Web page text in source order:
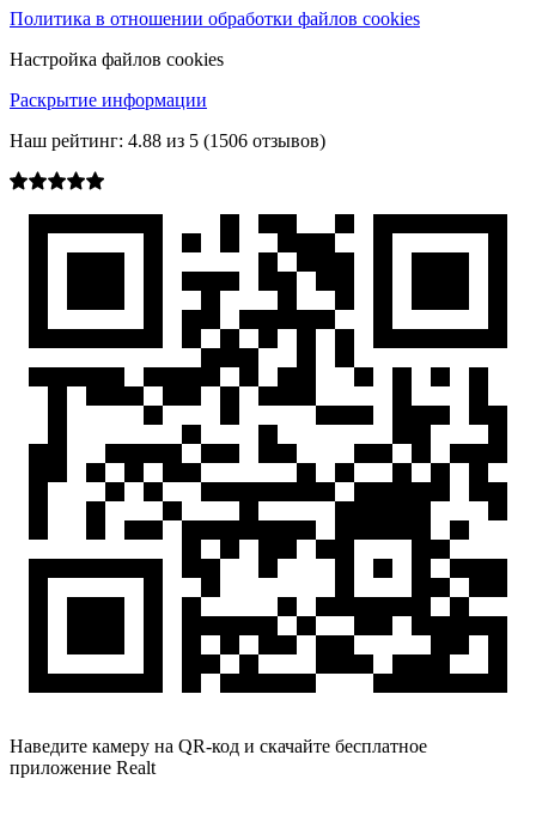
Политика в отношении обработки файлов cookies
Настройка файлов cookies
Раскрытие информации
Наш рейтинг: 4.88 из 5 (1506 отзывов)
Наведите камеру на QR-код и скачайте бесплатное
приложение Realt